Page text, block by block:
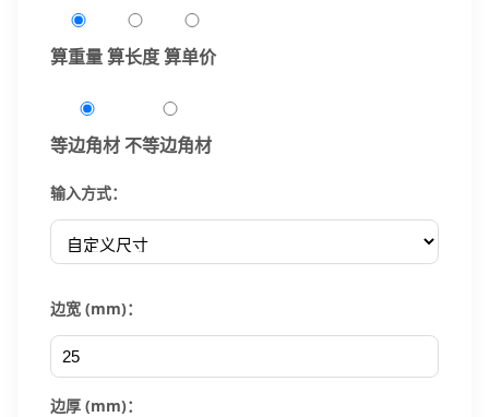
算重量算长度算单价
等边角材不等边角材
输入方式：
边宽 (mm)：
边厚 (mm)：